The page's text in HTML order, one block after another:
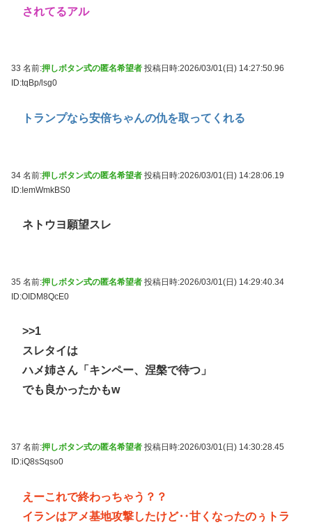
されてるアル
33 名前:押しボタン式の匿名希望者 投稿日時:2026/03/01(日) 14:27:50.96
ID:tqBp/lsg0
トランプなら安倍ちゃんの仇を取ってくれる
34 名前:押しボタン式の匿名希望者 投稿日時:2026/03/01(日) 14:28:06.19
ID:IemWmkBS0
ネトウヨ願望スレ
35 名前:押しボタン式の匿名希望者 投稿日時:2026/03/01(日) 14:29:40.34
ID:OIDM8QcE0
>>1
スレタイは
ハメ姉さん「キンペー、涅槃で待つ」
でも良かったかもw
37 名前:押しボタン式の匿名希望者 投稿日時:2026/03/01(日) 14:30:28.45
ID:iQ8sSqso0
えーこれで終わっちゃう？？
イランはアメ基地攻撃したけど‥甘くなったのぅトラ